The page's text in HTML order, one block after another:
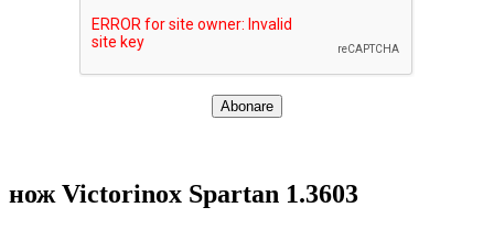
нож Victorinox Spartan 1.3603